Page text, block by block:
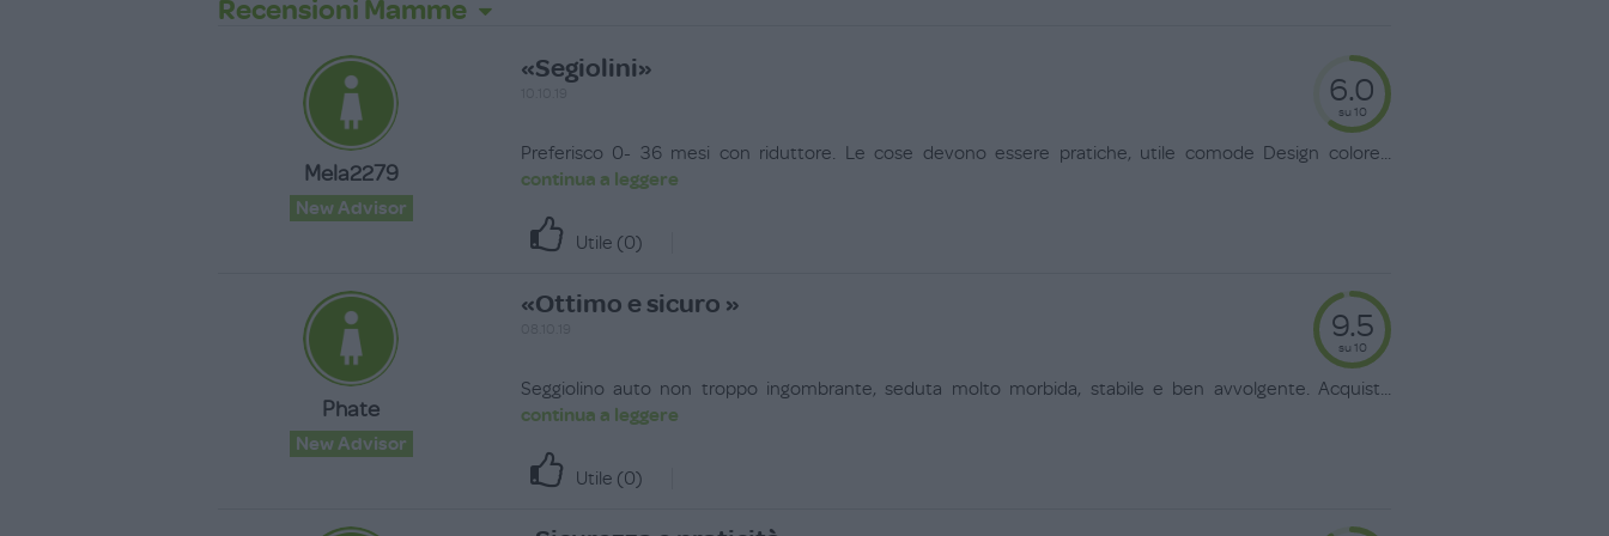
Recensioni Mamme
Mela2279
New Advisor
«Segiolini»
6.0
su 10
Preferisco 0- 36 mesi con riduttore. Le cose devono essere pratiche, utile comode Design colore...
continua a leggere
Utile (0)
Phate
New Advisor
«Ottimo e sicuro »
9.5
su 10
Seggiolino auto non troppo ingombrante, seduta molto morbida, stabile e ben avvolgente. Acquist...
continua a leggere
Utile (0)